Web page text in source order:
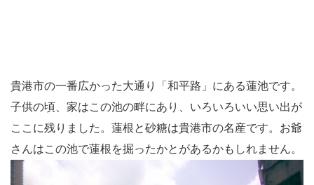
貴港市の一番広かった大通り「和平路」にある蓮池です。
子供の頃、家はこの池の畔にあり、いろいろいい思い出が
ここに残りました。蓮根と砂糖は貴港市の名産です。お爺
さんはこの池で蓮根を掘ったかとがあるかもしれません。